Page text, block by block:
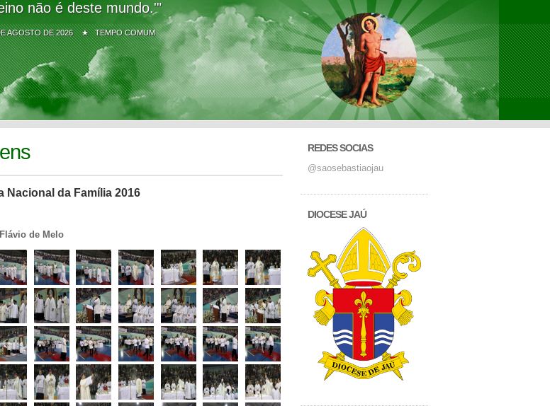
não é deste mundo.'"
AGOSTO DE 2026 ★ TEMPO COMUM
Nacional da Família 2016
de Melo
REDES SOCIAS
@saosebastiaojau
DIOCESE JAÚ